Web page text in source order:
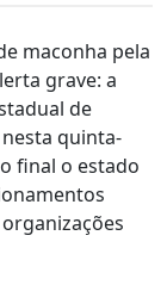
maconha pela
grave: a
de
quinta-
final o estado